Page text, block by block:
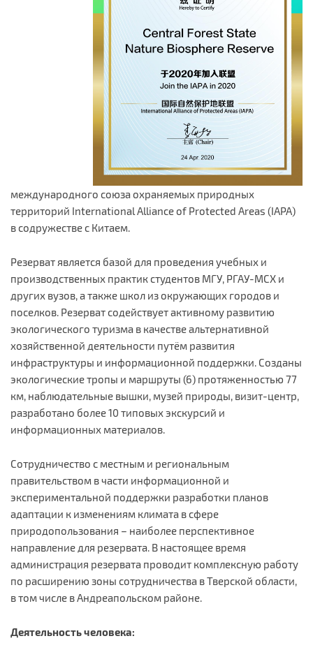
международного союза охраняемых природных
территорий International Alliance of Protected Areas (IAPA)
в содружестве с Китаем.
Резерват является базой для проведения учебных и
производственных практик студентов МГУ, РГАУ-МСХ и
других вузов, а также школ из окружающих городов и
поселков. Резерват содействует активному развитию
экологического туризма в качестве альтернативной
хозяйственной деятельности путём развития
инфраструктуры и информационной поддержки. Созданы
экологические тропы и маршруты (6) протяженностью 77
км, наблюдательные вышки, музей природы, визит-центр,
разработано более 10 типовых экскурсий и
информационных материалов.
Сотрудничество с местным и региональным
правительством в части информационной и
экспериментальной поддержки разработки планов
адаптации к изменениям климата в сфере
природопользования – наиболее перспективное
направление для резервата. В настоящее время
администрация резервата проводит комплексную работу
по расширению зоны сотрудничества в Тверской области,
в том числе в Андреапольском районе.
Деятельность человека: